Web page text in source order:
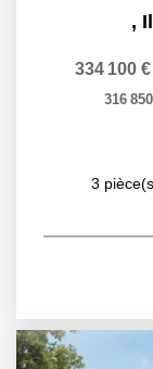
,
334 100 €
316
3